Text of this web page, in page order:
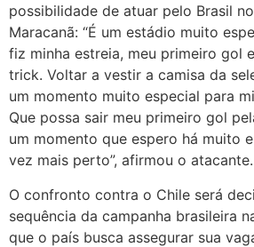
possibilidade de atuar pelo Brasil
Maracanã: “É um estádio muito
fiz minha estreia, meu primeiro gol
trick. Voltar a vestir a camisa da
um momento muito especial para
Que possa sair meu primeiro gol
um momento que espero há muito
vez mais perto”, afirmou o atacante.
O confronto contra o Chile será
sequência da campanha brasileira
que o país busca assegurar sua